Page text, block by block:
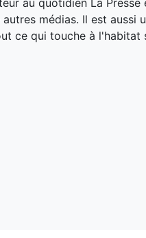
au quotidien La Presse
médias. Il est aussi
ce qui touche à l'habitat